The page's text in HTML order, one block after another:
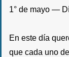
1° de mayo —
En este día
que cada uno